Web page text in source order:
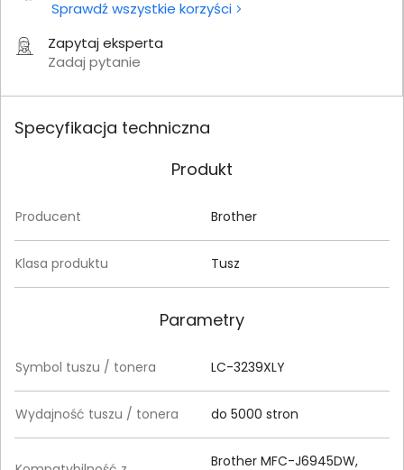
Sprawdź wszystkie korzyści
Zapytaj eksperta
Zadaj pytanie
Specyfikacja techniczna
Produkt
Producent Brother
Klasa produktu Tusz
Parametry
Symbol tuszu / tonera LC-3239XLY
Wydajność tuszu / tonera do 5000 stron
Brother MFC-J6945DW,